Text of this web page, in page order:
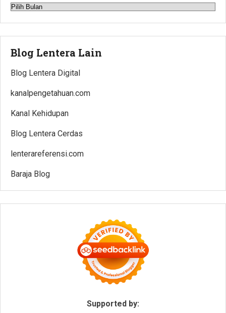
Arsip
Blog Lentera Lain
Blog Lentera Digital
kanalpengetahuan.com
Kanal Kehidupan
Blog Lentera Cerdas
lenterareferensi.com
Baraja Blog
Supported by: